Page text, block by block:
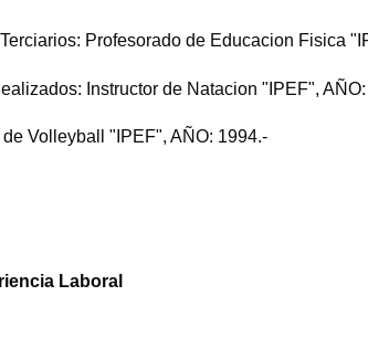
Profesorado de Educacion Fisica
Instructor de Natacion "IPEF",
de Volleyball "IPEF", AÑO: 1994.-
Laboral